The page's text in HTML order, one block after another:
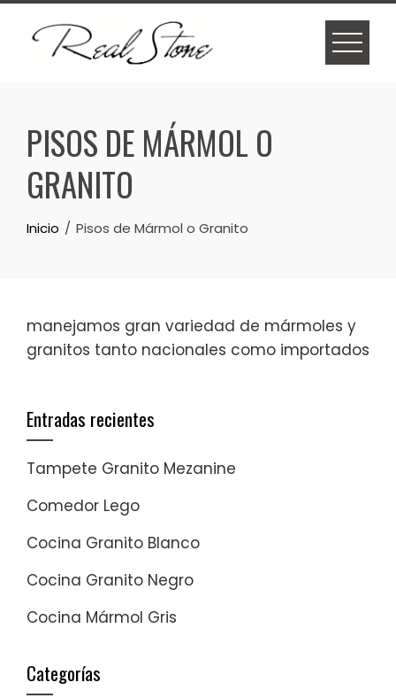
Skip
content
PISOS DE MÁRMOL O
GRANITO
Inicio Pisos de Mármol o Granito
manejamos gran variedad de mármoles y
granitos tanto nacionales como importados
Entradas recientes
Tampete Granito Mezanine
Comedor Lego
Cocina Granito Blanco
Cocina Granito Negro
Cocina Mármol Gris
Categorías